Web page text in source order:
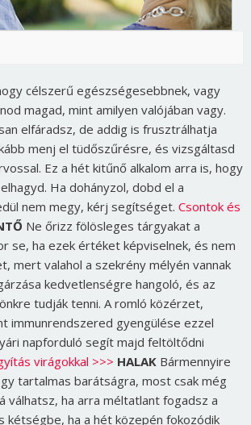
célszerű egészségesebbnek, vagy
magad, mint amilyen valójában vagy.
elfáradsz, de addig is frusztrálhatja
menj el tüdőszűrésre, és vizsgáltasd
Ez a hét kitűnő alkalom arra is, hogy
Ha dohányzol, dobd el a
nem megy, kérj segítséget. Csontok és
Ne őrizz fölösleges tárgyakat a
se, ha ezek értéket képviselnek, és nem
mert valahol a szekrény mélyén vannak
kedvetlenségre hangoló, és az
tudják tenni. A romló közérzet,
immunrendszered gyengülése ezzel
napforduló segít majd feltöltődni
virágokkal >>> HALAKBármennyire
tartalmas barátságra, most csak még
válhatsz, ha arra méltatlant fogadsz a
kétségbe, ha a hét közepén fokozódik